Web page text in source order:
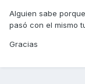
Alguien sabe
pasó con el mismo
Gracias